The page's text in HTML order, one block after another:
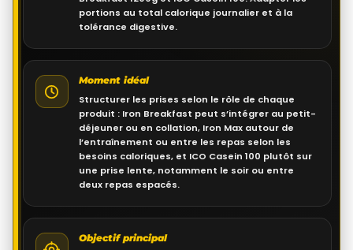
portions au total calorique journalier et à la
tolérance digestive.
Moment idéal
Structurer les prises selon le rôle de chaque
produit : Iron Breakfast peut s’intégrer au petit-
déjeuner ou en collation, Iron Max autour de
l’entraînement ou entre les repas selon les
besoins caloriques, et ICO Casein 100 plutôt sur
une prise lente, notamment le soir ou entre
deux repas espacés.
Objectif principal